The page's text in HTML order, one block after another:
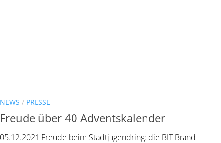
NEWS / PRESSE
Freude über 40 Adventskalender
05.12.2021 Freude beim Stadtjugendring: die BIT Brand